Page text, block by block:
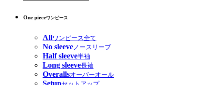
One pieceワンピース
Allワンピース全て
No sleeve ノースリーブ
Half sleeve半袖
Long sleeve長袖
Overallsオーバーオール
Setupセットアップ